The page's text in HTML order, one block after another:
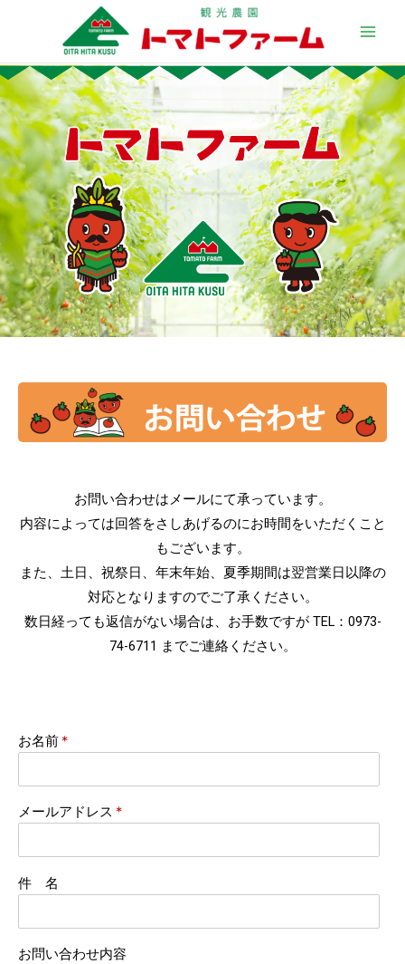
お問い合わせはメールにて承っています。
内容によっては回答をさしあげるのにお時間をいただくこと
もございます。
また、土日、祝祭日、年末年始、夏季期間は翌営業日以降の
対応となりますのでご了承ください。
数日経っても返信がない場合は、お手数ですが TEL：0973-
74-6711 までご連絡ください。
お名前 *
メールアドレス *
件 名
お問い合わせ内容